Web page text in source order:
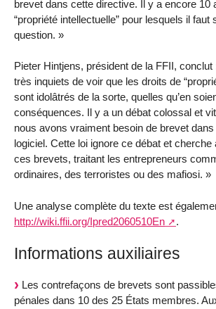
brevet dans cette directive. Il y a encore 10
“propriété intellectuelle” pour lesquels il faut
question. »
Pieter Hintjens, président de la FFII,
très inquiets de voir que les droits de
sont idolâtrés de la sorte, quelles qu’en
conséquences. Il y a un débat colossal et
nous avons vraiment besoin de brevet
logiciel. Cette loi ignore ce débat et
ces brevets, traitant les entrepreneurs
ordinaires, des terroristes ou des mafiosi. »
Une analyse complète du texte est
http://wiki.ffii.org/Ipred2060510En
.
Informations auxiliaires
Les contrefaçons de brevets sont
pénales dans 10 des 25 États membres.